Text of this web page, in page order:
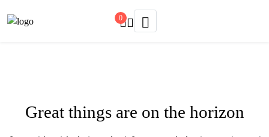
0
Great things are on the horizon